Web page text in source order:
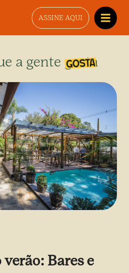
ASSINE AQUI
a gente gosta
Bares e